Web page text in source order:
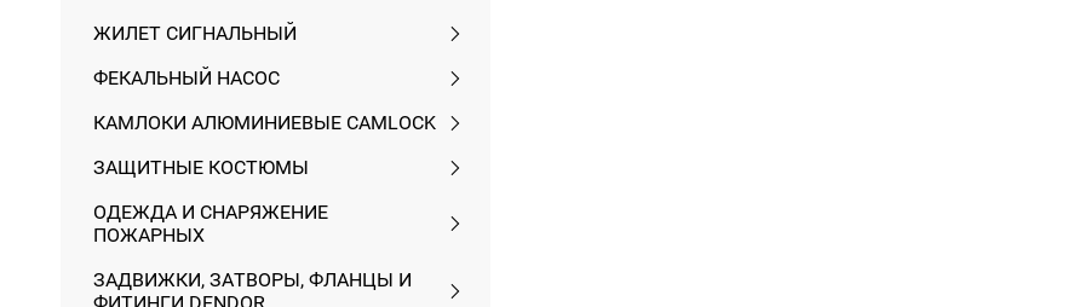
ЖИЛЕТ СИГНАЛЬНЫЙ
ФЕКАЛЬНЫЙ НАСОС
КАМЛОКИ АЛЮМИНИЕВЫЕ CAMLOСK
ЗАЩИТНЫЕ КОСТЮМЫ
ОДЕЖДА И СНАРЯЖЕНИЕ
ПОЖАРНЫХ
ЗАДВИЖКИ, ЗАТВОРЫ, ФЛАНЦЫ И